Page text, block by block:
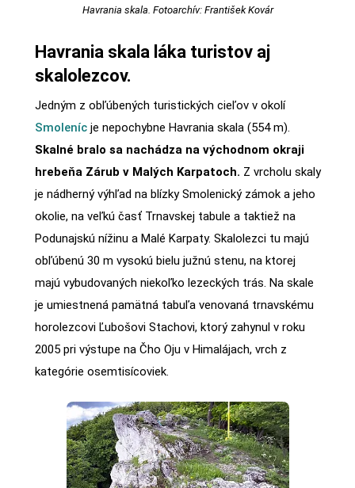
Havrania skala. Fotoarchív: František Kovár
Havrania skala láka turistov aj
skalolezcov.
Jedným z obľúbených turistických cieľov v okolí
Smoleníc je nepochybne Havrania skala (554 m).
Skalné bralo sa nachádza na východnom okraji
hrebeňa Zárub v Malých Karpatoch. Z vrcholu skaly
je nádherný výhľad na blízky Smolenický zámok a jeho
okolie, na veľkú časť Trnavskej tabule a taktiež na
Podunajskú nížinu a Malé Karpaty. Skalolezci tu majú
obľúbenú 30 m vysokú bielu južnú stenu, na ktorej
majú vybudovaných niekoľko lezeckých trás. Na skale
je umiestnená pamätná tabuľa venovaná trnavskému
horolezcovi Ľubošovi Stachovi, ktorý zahynul v roku
2005 pri výstupe na Čho Oju v Himalájach, vrch z
kategórie osemtisícoviek.